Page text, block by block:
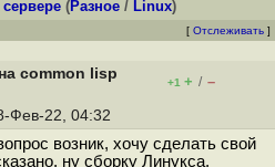
(Разное / Linux)
[ Отслеживать ]
common lisp
+1 + / –
Фев-22, 04:32
возник, хочу сделать свой
ну сборку Линукса,